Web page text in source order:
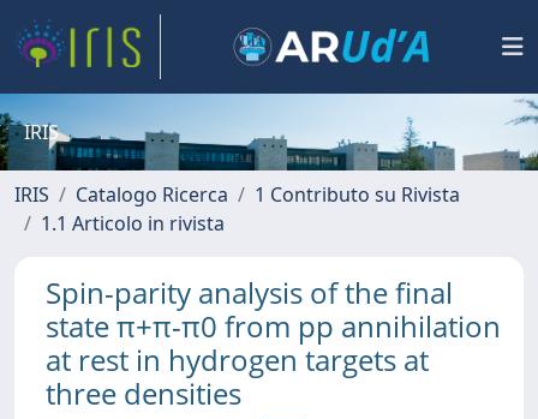
IRIS
IRIS Catalogo Ricerca
1 Contributo su Rivista
1.1 Articolo in rivista
Spin-parity analysis of the final
state π+π-π0 from pp annihilation
at rest in hydrogen targets at
three densities